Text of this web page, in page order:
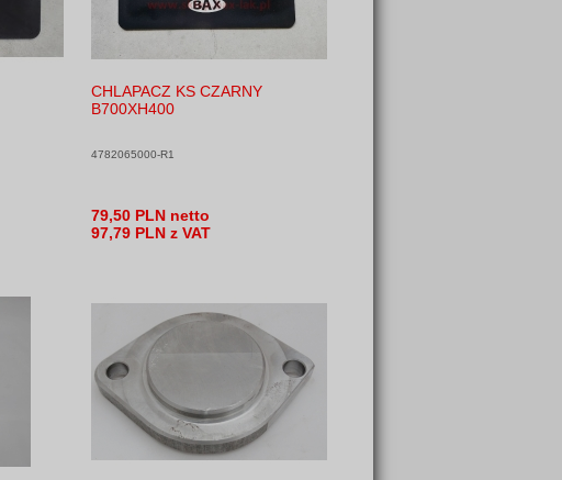
CHLAPACZ KS CZARNY
B700XH400
4782065000-R1
79,50 PLN netto
97,79 PLN z VAT